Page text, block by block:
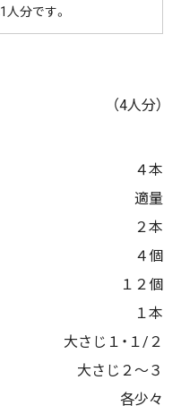
分です。
（4人分）
４本
適量
２本
４個
１２個
１本
大さじ１・１/２
大さじ２～３
各少々